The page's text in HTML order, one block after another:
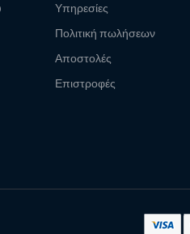
Υπηρεσίες
Πολιτική πωλήσεων
Αποστολές
Επιστροφές